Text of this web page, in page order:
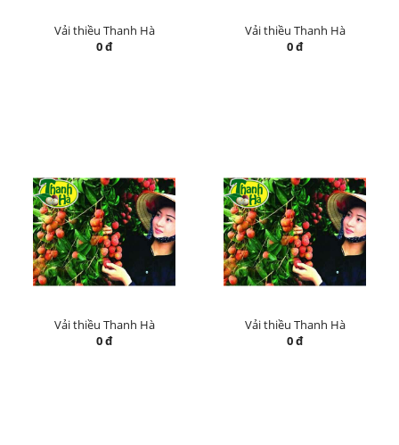
Vải thiều Thanh Hà
0 đ
Vải thiều Thanh Hà
0 đ
Vải thiều Thanh Hà
0 đ
Vải thiều Thanh Hà
0 đ